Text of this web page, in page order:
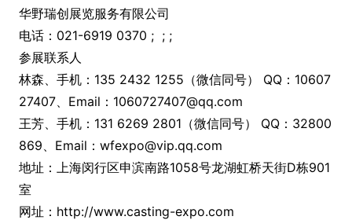
华野瑞创展览服务有限公司
电话：021-6919 0370 ; ; ;
参展联系人
林森、手机：135 2432 1255（微信同号） QQ：10607
27407、Email：1060727407@qq.com
王芳、手机：131 6269 2801（微信同号） QQ：32800
869、Email：wfexpo@vip.qq.com
地址：上海闵行区申滨南路1058号龙湖虹桥天街D栋901
室
网址：http://www.casting-expo.com